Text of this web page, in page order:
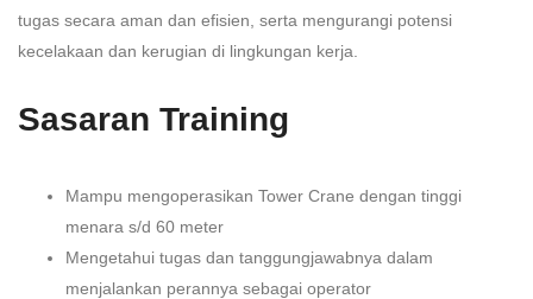
tugas secara aman dan efisien, serta mengurangi potensi
kecelakaan dan kerugian di lingkungan kerja.
Sasaran Training
Mampu mengoperasikan Tower Crane dengan tinggi
menara s/d 60 meter
Mengetahui tugas dan tanggungjawabnya dalam
menjalankan perannya sebagai operator